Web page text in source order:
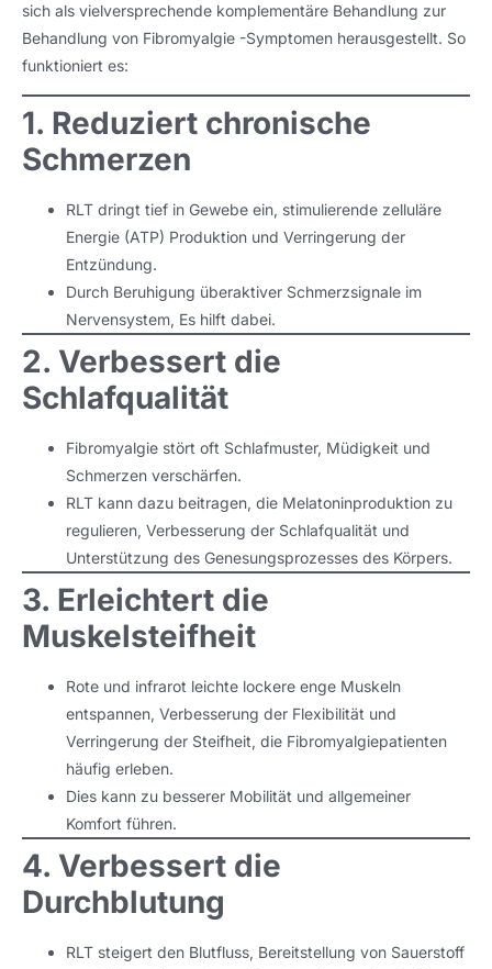
sich als vielversprechende komplementäre Behandlung zur
Behandlung von Fibromyalgie -Symptomen herausgestellt. So
funktioniert es:
1. Reduziert chronische
Schmerzen
RLT dringt tief in Gewebe ein, stimulierende zelluläre
Energie (ATP) Produktion und Verringerung der
Entzündung.
Durch Beruhigung überaktiver Schmerzsignale im
Nervensystem, Es hilft dabei.
2. Verbessert die
Schlafqualität
Fibromyalgie stört oft Schlafmuster, Müdigkeit und
Schmerzen verschärfen.
RLT kann dazu beitragen, die Melatoninproduktion zu
regulieren, Verbesserung der Schlafqualität und
Unterstützung des Genesungsprozesses des Körpers.
3. Erleichtert die
Muskelsteifheit
Rote und infrarot leichte lockere enge Muskeln
entspannen, Verbesserung der Flexibilität und
Verringerung der Steifheit, die Fibromyalgiepatienten
häufig erleben.
Dies kann zu besserer Mobilität und allgemeiner
Komfort führen.
4. Verbessert die
Durchblutung
RLT steigert den Blutfluss, Bereitstellung von Sauerstoff